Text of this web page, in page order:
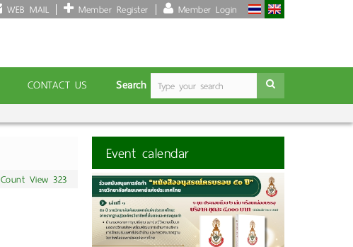
WEB MAIL Member Register Member Login
CONTACT US Search
Count View 323
Event calendar